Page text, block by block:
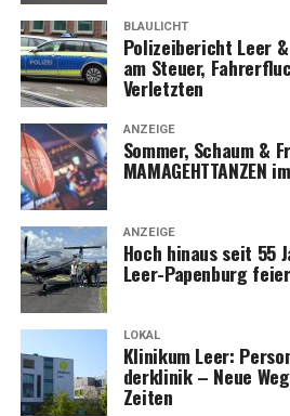
BLAULICHT
Poli­zei­be­richt Leer
am Steu­er,
Verletzten
ANZEIGE
Som­mer, Schaum &
MAMAGEHTTANZEN
ANZEIGE
Hoch hin­aus seit 55
Leer-Papen­burg
LOKAL
Kli­ni­kum Leer:
der­kli­nik – Neue
Zeiten